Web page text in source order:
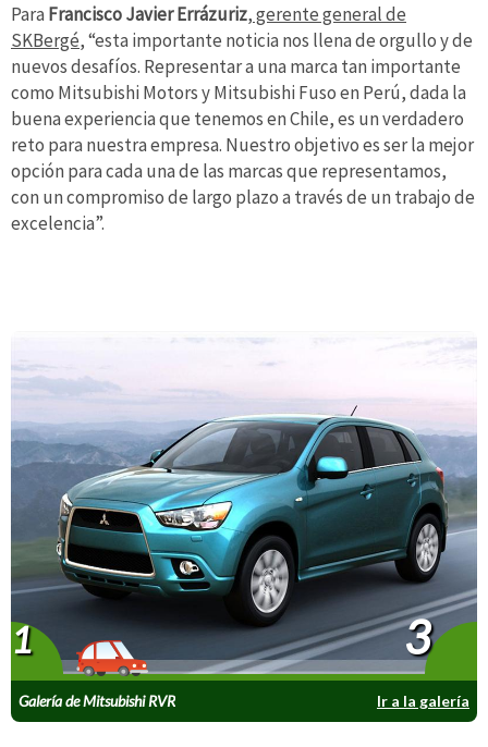
Para Francisco Javier Errázuriz,gerente general de
SKBergé, “esta importante noticia nos llena de orgullo y de
nuevos desafíos. Representar a una marca tan importante
como Mitsubishi Motors y Mitsubishi Fuso en Perú, dada la
buena experiencia que tenemos en Chile, es un verdadero
reto para nuestra empresa. Nuestro objetivo es ser la mejor
opción para cada una de las marcas que representamos,
con un compromiso de largo plazo a través de un trabajo de
excelencia”.
Galería de Mitsubishi RVR Ir a la galería
1 3